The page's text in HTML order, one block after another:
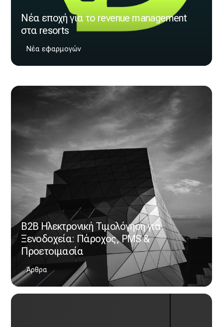
Νέα εποχή για το revenue management
στα resorts
Νέα εφαρμογών
B2B Ηλεκτρονική Τιμολόγηση για
Ξενοδοχεία: Πάροχος, PMS &
Προετοιμασία
Άρθρα